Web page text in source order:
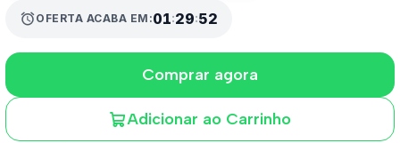
alarmOFERTA ACABA EM:01:29:52
Adicionar ao Carrinho
Comprar agora